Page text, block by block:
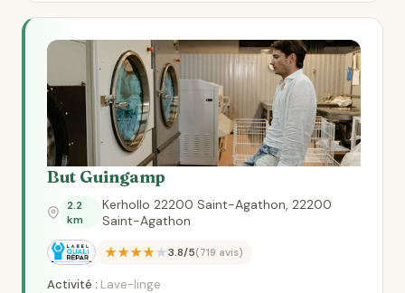
But Guingamp
2.2
km
Kerhollo 22200 Saint-Agathon, 22200
Saint-Agathon
★★★★★3.8/5(719 avis)
Activité : Lave-linge